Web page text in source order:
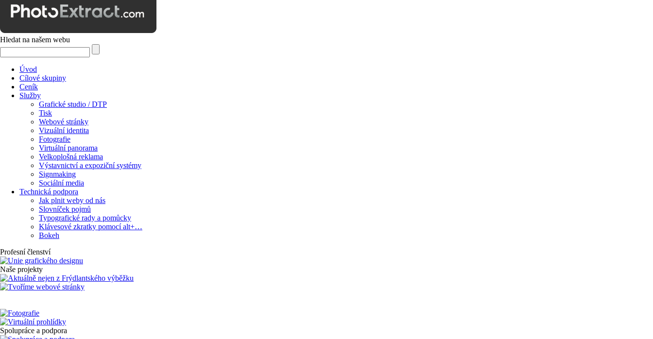
Hledat na našem webu
Úvod
Cílové skupiny
Ceník
Služby
Grafické studio / DTP
Tisk
Webové stránky
Vizuální identita
Fotografie
Virtuální panorama
Velkoplošná reklama
Výstavnictví a expoziční systémy
Signmaking
Sociální media
Technická podpora
Jak plnit weby od nás
Slovníček pojmů
Typografické rady a pomůcky
Klávesové zkratky pomocí alt+…
Bokeh
Profesní členství
Naše projekty
Spolupráce a podpora